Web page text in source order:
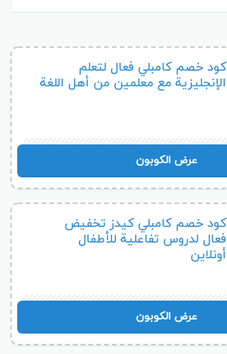
كود خصم كامبلي فعال لتعلم
الإنجليزية مع معلمين من أهل اللغة
عرض الكوبون
كود خصم كامبلي كيدز تخفيض
فعال لدروس تفاعلية للأطفال
أونلاين
عرض الكوبون